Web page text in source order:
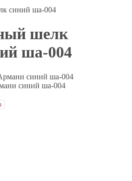
синий ша-004
шелк
ша-004
синий ша-004